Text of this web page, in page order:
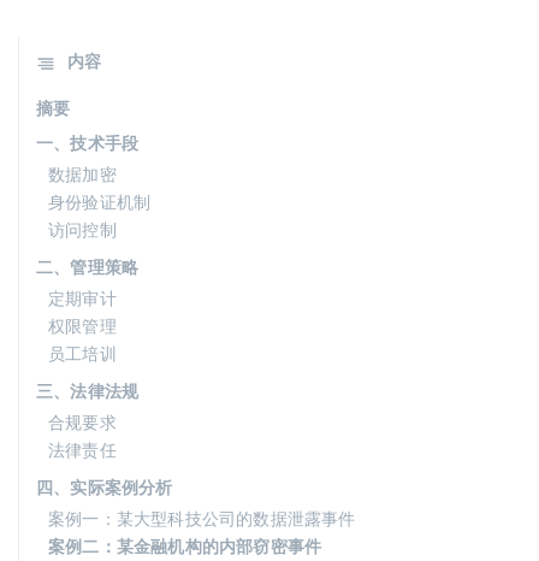
内容
摘要
一、技术手段
数据加密
身份验证机制
访问控制
二、管理策略
定期审计
权限管理
员工培训
三、法律法规
合规要求
法律责任
四、实际案例分析
案例一：某大型科技公司的数据泄露事件
案例二：某金融机构的内部窃密事件